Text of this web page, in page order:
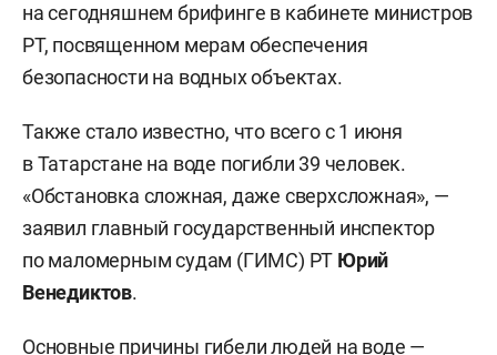
на сегодняшнем брифинге в кабинете министров
РТ, посвященном мерам обеспечения
безопасности на водных объектах.
Также стало известно, что всего с 1 июня
в Татарстане на воде погибли 39 человек.
«Обстановка сложная, даже сверхсложная», —
заявил главный государственный инспектор
по маломерным судам (ГИМС) РТ Юрий
Венедиктов.
Основные причины гибели людей на воде —